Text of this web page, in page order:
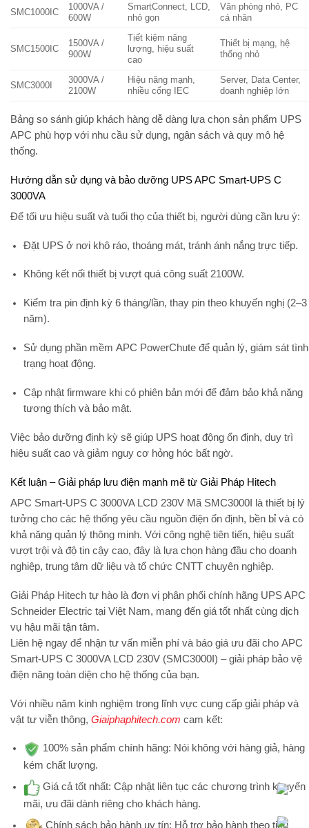
SMC1000IC
1000VA /
600W
SmartConnect, LCD,
nhỏ gọn
Văn phòng nhỏ, PC
cá nhân
SMC1500IC
1500VA /
900W
Tiết kiệm năng
lượng, hiệu suất
cao
Thiết bị mạng, hệ
thống nhỏ
SMC3000I
3000VA /
2100W
Hiệu năng mạnh,
nhiều cổng IEC
Server, Data Center,
doanh nghiệp lớn
Bảng so sánh giúp khách hàng dễ dàng lựa chọn sản phẩm UPS
APC phù hợp với nhu cầu sử dụng, ngân sách và quy mô hệ
thống.
Hướng dẫn sử dụng và bảo dưỡng UPS APC Smart-UPS C
3000VA
Để tối ưu hiệu suất và tuổi thọ của thiết bị, người dùng cần lưu ý:
Đặt UPS ở nơi khô ráo, thoáng mát, tránh ánh nắng trực tiếp.
Không kết nối thiết bị vượt quá công suất 2100W.
Kiểm tra pin định kỳ 6 tháng/lần, thay pin theo khuyến nghị (2–3
năm).
Sử dụng phần mềm APC PowerChuteđể quản lý, giám sát tình
trạng hoạt động.
Cập nhật firmware khi có phiên bản mới để đảm bảo khả năng
tương thích và bảo mật.
Việc bảo dưỡng định kỳ sẽ giúp UPS hoạt động ổn định, duy trì
hiệu suất cao và giảm nguy cơ hỏng hóc bất ngờ.
Kết luận – Giải pháp lưu điện mạnh mẽ từ Giải Pháp Hitech
APC Smart-UPS C 3000VA LCD 230V Mã SMC3000I
là thiết bị lý
tưởng cho các hệ thống yêu cầu nguồn điện ổn định, bền bỉ và có
khả năng quản lý thông minh. Với công nghệ tiên tiến, hiệu suất
vượt trội và độ tin cậy cao, đây là lựa chọn hàng đầu cho doanh
nghiệp, trung tâm dữ liệu và tổ chức CNTT chuyên nghiệp.
Giải Pháp Hitech tự hào là đơn vị phân phối chính hãng UPS APC
Schneider Electric tại Việt Nam, mang đến giá tốt nhất cùng dịch
vụ hậu mãi tận tâm.
Liên hệ ngay để nhận tư vấn miễn phí và báo giá ưu đãi cho APC
Smart-UPS C 3000VA LCD 230V (SMC3000I) – giải pháp bảo vệ
điện năng toàn diện cho hệ thống của bạn.
Với nhiều năm kinh nghiệm trong lĩnh vực cung cấp giải pháp và
vật tư viễn thông, Giaiphaphitech.com cam kết:
100% sản phẩm chính hãng: Nói không với hàng giả, hàng
kém chất lượng.
Giá cả tốt nhất: Cập nhật liên tục các chương trình khuyến
mãi, ưu đãi dành riêng cho khách hàng.
Chính sách bảo hành uy tín: Hỗ trợ bảo hành theo tiêu